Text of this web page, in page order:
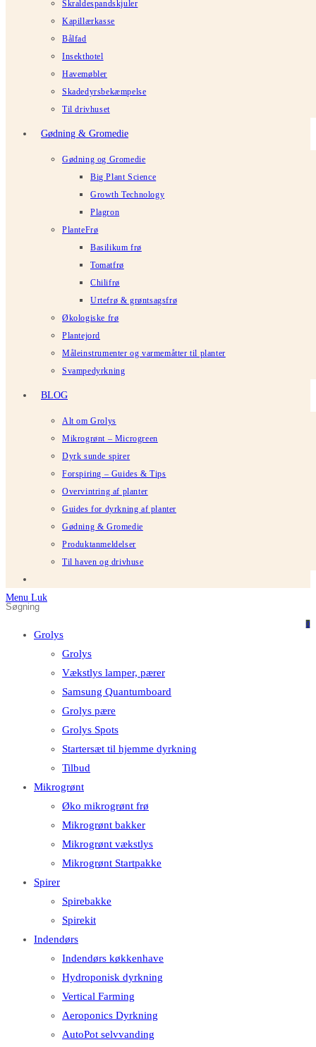
Skraldespandskjuler
Kapillærkasse
Bålfad
Insekthotel
Havemøbler
Skadedyrsbekæmpelse
Til drivhuset
Gødning & Gromedie
Gødning og Gromedie
Big Plant Science
Growth Technology
Plagron
PlanteFrø
Basilikum frø
Tomatfrø
Chilifrø
Urtefrø & grøntsagsfrø
Økologiske frø
Plantejord
Måleinstrumenter og varmemåtter til planter
Svampedyrkning
BLOG
Alt om Grolys
Mikrogrønt – Microgreen
Dyrk sunde spirer
Forspiring – Guides & Tips
Overvintring af planter
Guides for dyrkning af planter
Gødning & Gromedie
Produktanmeldelser
Til haven og drivhuse
0
Menu Luk
Søg
hjemmeside
at
lukke
Grolys
Grolys
Vækstlys lamper, pærer
Samsung Quantumboard
Grolys pære
Grolys Spots
Startersæt til hjemme dyrkning
Tilbud
Mikrogrønt
Øko mikrogrønt frø
Mikrogrønt bakker
Mikrogrønt vækstlys
Mikrogrønt Startpakke
Spirer
Spirebakke
Spirekit
Indendørs
Indendørs køkkenhave
Hydroponisk dyrkning
Vertical Farming
Aeroponics Dyrkning
AutoPot selvvanding